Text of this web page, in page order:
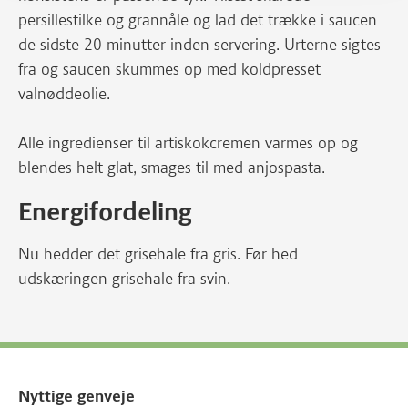
persillestilke og grannåle og lad det trække i saucen
de sidste 20 minutter inden servering. Urterne sigtes
fra og saucen skummes op med koldpresset
valnøddeolie.
Alle ingredienser til artiskokcremen varmes op og
blendes helt glat, smages til med anjospasta.
Energifordeling
Nu hedder det grisehale fra gris. Før hed
udskæringen grisehale fra svin.
Nyttige genveje